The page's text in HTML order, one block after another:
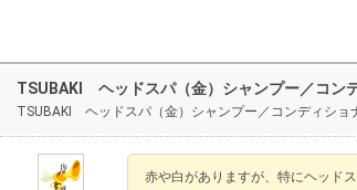
TSUBAKI ヘッドスパ（金）シャンプー／コン
TSUBAKI ヘッドスパ（金）シャンプー／コンディショ
赤や白がありますが、特にヘッド